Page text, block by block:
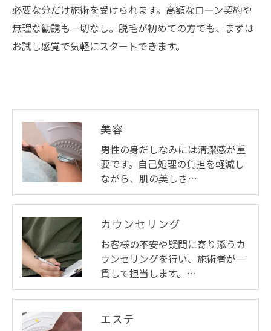
必要な分だけ施術を受けられます。高額なローン契約や
無理な勧誘も一切なし。脱毛が初めての方でも、まずは
お試し感覚で気軽にスタートできます。
美容
男性の身だしなみには清潔感が重
要です。自己処理の負担を軽減し
ながら、肌の美しさ…
カウンセリング
お客様の不安や疑問に寄り添うカ
ウンセリングを行い、施術者が一
貫して担当します。…
エステ